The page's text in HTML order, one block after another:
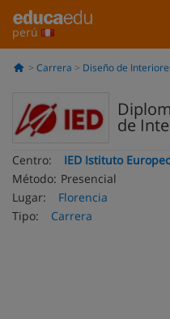
perú
Carrera Diseño de
de
Centro:
IED Istituto
Método: Presencial
Lugar:
Florencia
Tipo:
Carrera